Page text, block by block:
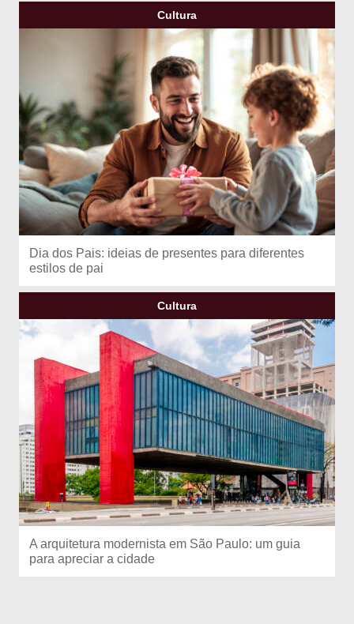
Cultura
Dia dos Pais: ideias de presentes para diferentes
estilos de pai
Cultura
A arquitetura modernista em São Paulo: um guia
para apreciar a cidade